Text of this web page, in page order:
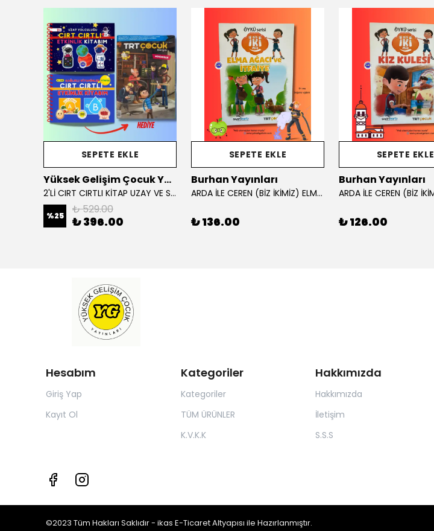
SEPETE EKLE
Yüksek Gelişim Çocuk Yayınları
2'Lİ CIRT CIRTLI KİTAP UZAY VE SAĞLIKLI VİTAMİNLER KAMPANYA
%25 ₺ 529.00
₺ 396.00
SEPETE EKLE
Burhan Yayınları
ARDA İLE CEREN (BİZ İKİMİZ) ELMA AĞACI VE İTFAİYE HİKAYE KİTABI
₺ 136.00
SEPETE EKLE
Burhan Yayınları
₺ 126.00
Hesabım
Giriş Yap
Kayıt Ol
Kategoriler
Kategoriler
TÜM ÜRÜNLER
K.V.K.K
Hakkımızda
Hakkımızda
İletişim
S.S.S
©2023 Tüm Hakları Saklıdır - ikas E-TicaretAltyapısı ile Hazırlanmıştır.